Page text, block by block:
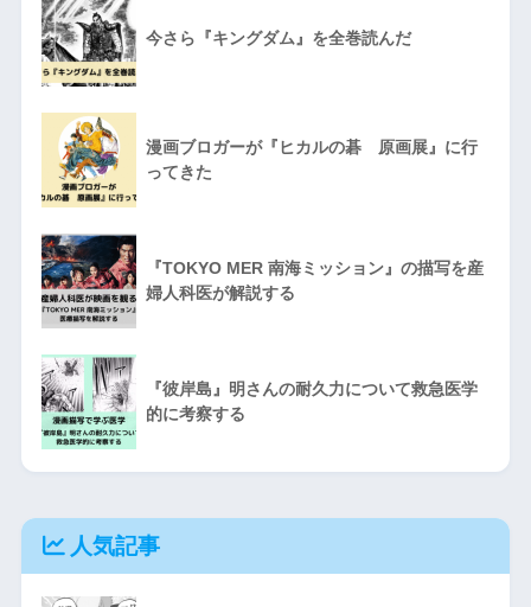
今さら『キングダム』を全巻読んだ
漫画ブロガーが『ヒカルの碁 原画展』に行
ってきた
『TOKYO MER 南海ミッション』の描写を産
婦人科医が解説する
『彼岸島』明さんの耐久力について救急医学
的に考察する
人気記事